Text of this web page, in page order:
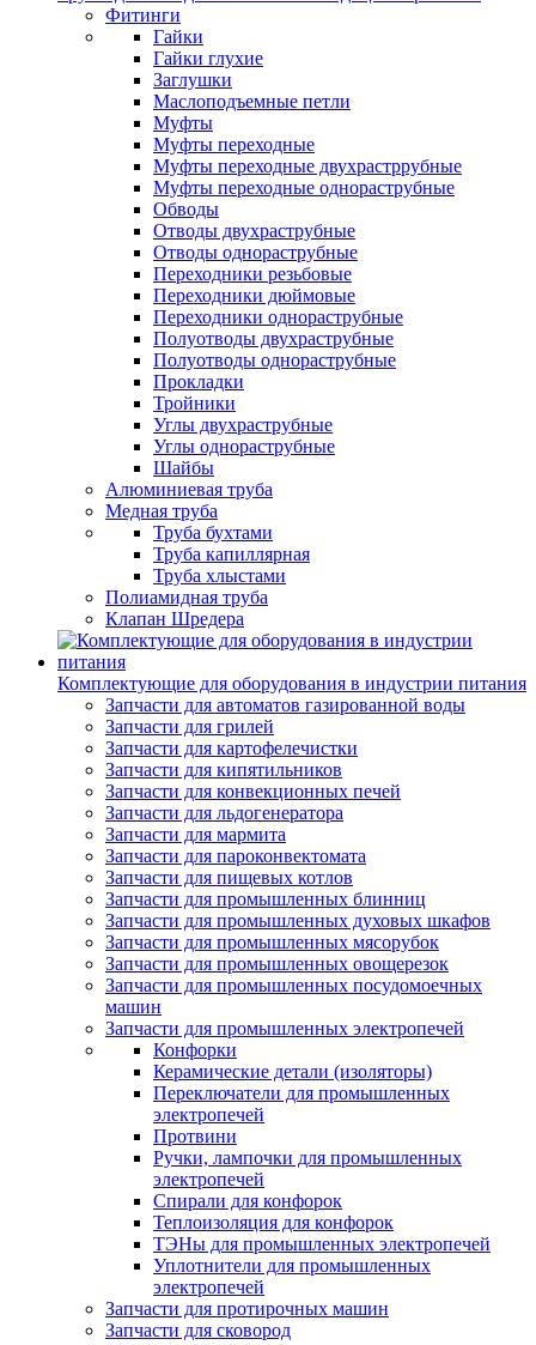
Фитинги
Гайки
Гайки глухие
Заглушки
Маслоподъемные петли
Муфты
Муфты переходные
Муфты переходные двухрастррубные
Муфты переходные однораструбные
Обводы
Отводы двухраструбные
Отводы однораструбные
Переходники резьбовые
Переходники дюймовые
Переходники однораструбные
Полуотводы двухраструбные
Полуотводы однораструбные
Прокладки
Тройники
Углы двухраструбные
Углы однораструбные
Шайбы
Алюминиевая труба
Медная труба
Труба бухтами
Труба капиллярная
Труба хлыстами
Полиамидная труба
Клапан Шредера
Комплектующие для оборудования в индустрии питания
Запчасти для автоматов газированной воды
Запчасти для грилей
Запчасти для картофелечистки
Запчасти для кипятильников
Запчасти для конвекционных печей
Запчасти для льдогенератора
Запчасти для мармита
Запчасти для пароконвектомата
Запчасти для пищевых котлов
Запчасти для промышленных блинниц
Запчасти для промышленных духовых шкафов
Запчасти для промышленных мясорубок
Запчасти для промышленных овощерезок
Запчасти для промышленных посудомоечных
машин
Запчасти для промышленных электропечей
Конфорки
Керамические детали (изоляторы)
Переключатели для промышленных
электропечей
Протвини
Ручки, лампочки для промышленных
электропечей
Спирали для конфорок
Теплоизоляция для конфорок
ТЭНы для промышленных электропечей
Уплотнители для промышленных
электропечей
Запчасти для протирочных машин
Запчасти для сковород